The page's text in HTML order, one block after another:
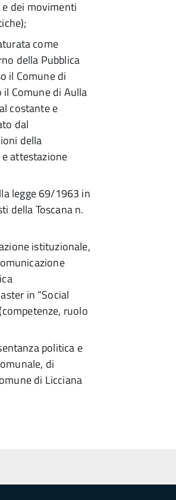
dei movimenti
come
della Pubblica
il Comune di
il Comune di Aulla
costante e
dal
della
attestazione
legge 69/1963 in
della Toscana n.
istituzionale,
in “Social
ruolo
politica e
di
di Licciana